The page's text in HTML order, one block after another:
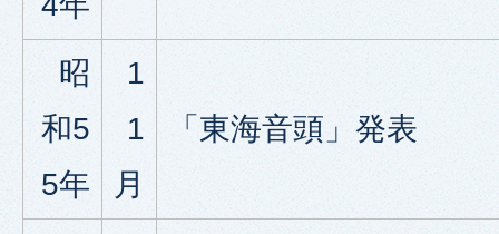
昭
和5
5年
1
1
月
「東海音頭」発表